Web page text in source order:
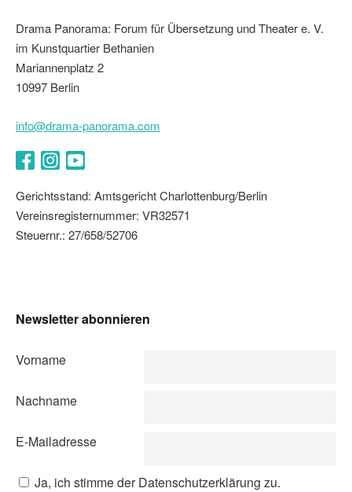
Drama Panorama: Forum für Übersetzung und Theater e. V.
im Kunstquartier Bethanien
Mariannenplatz 2
10997 Berlin
info@drama-panorama.com
Gerichtsstand: Amtsgericht Charlottenburg/Berlin
Vereinsregisternummer: VR32571
Steuernr.: 27/658/52706
Newsletter abonnieren
Vorname
Nachname
E-Mailadresse
Ja, ich stimme der Datenschutzerklärung zu.